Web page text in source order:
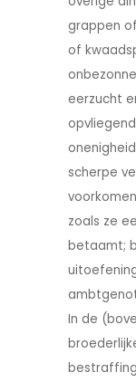
grappen
of
eerzucht
scherpe
zoals ze
betaamt;
In de